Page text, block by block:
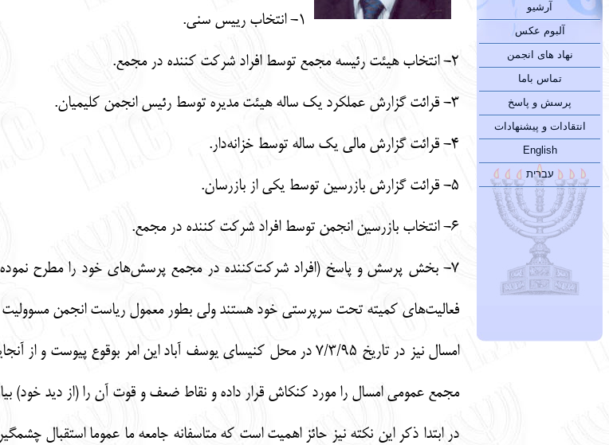
آرشیو
آلبوم عکس
نهاد های انجمن
تماس باما
پرسش و پاسخ
انتقادات و پیشنهادات
English
עברית
1- انتخاب رییس سنی.
2- انتخاب هیئت رئیسه مجمع توسط افراد شرکت کننده در مجمع.
3- قرائت گزارش عملکرد یک ساله هیئت مدیره توسط رئیس انجمن کلیمیان.
4- قرائت گزارش مالی یک ساله توسط خزانه‌دار.
5- قرائت گزارش بازرسین توسط یکی از بازرسان.
6- انتخاب بازرسین انجمن توسط افراد شرکت کننده در مجمع.
7- بخش پرسش و پاسخ (افراد شرکت‌کننده در مجمع پرسش‌های خود را مطرح
فعالیت‌های کمیته تحت سرپرستی خود هستند ولی بطور معمول ریاست انجمن مسوولیت
امسال نیز در تاریخ 7/3/95 در محل کنیسای یوسف آباد این امر بوقوع
مجمع عمومی امسال را مورد کنکاش قرار داده و نقاط ضعف و قوت آن را (از دید خود)
در ابتدا ذکر این نکته نیز حائز اهمیت است که متاسفانه جامعه ما عموما استقبال